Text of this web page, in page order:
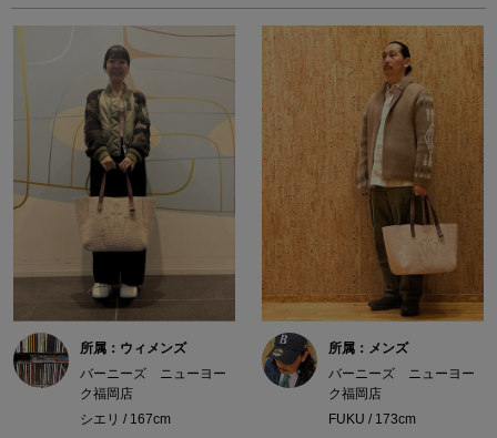
所属：ウィメンズ
バーニーズ ニューヨー
ク福岡店
シエリ / 167cm
所属：メンズ
バーニーズ ニューヨー
ク福岡店
FUKU / 173cm